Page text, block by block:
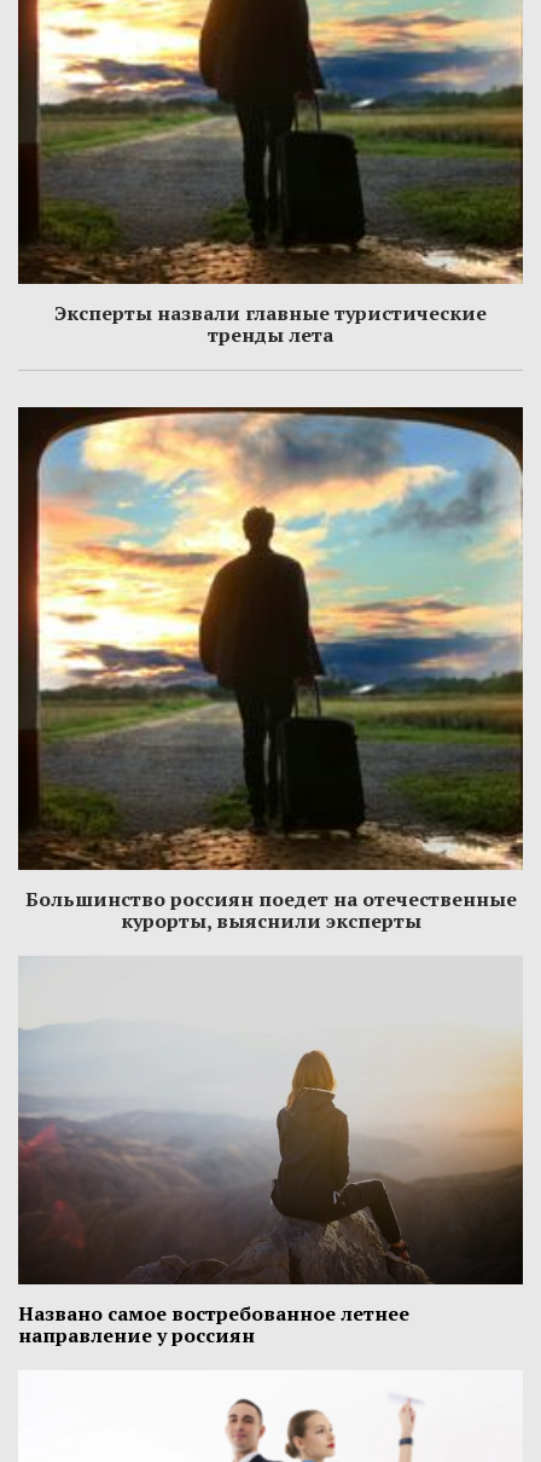
Эксперты назвали главные туристические
тренды лета
Большинство россиян поедет на отечественные
курорты, выяснили эксперты
Названо самое востребованное летнее
направление у россиян